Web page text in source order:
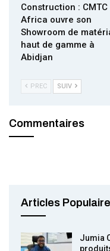
Construction : CMTC
Africa ouvre son
Showroom de
haut de gamme à
Abidjan
PREC SUIV
Commentaires
Articles
Jumia